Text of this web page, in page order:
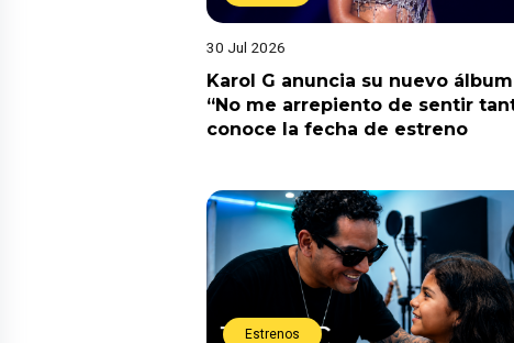
30 Jul 2026
Karol G anuncia su nuevo álbum
“No me arrepiento de sentir
conoce la fecha de estreno
Estrenos